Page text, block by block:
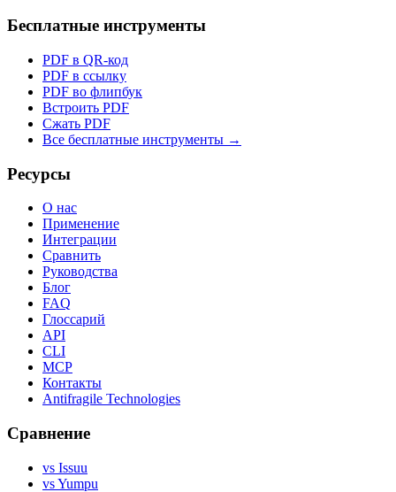
Бесплатные инструменты
PDF в QR-код
PDF в ссылку
PDF во флипбук
Встроить PDF
Сжать PDF
Все бесплатные инструменты →
Ресурсы
О нас
Применение
Интеграции
Сравнить
Руководства
Блог
FAQ
Глоссарий
API
CLI
MCP
Контакты
Antifragile Technologies
Сравнение
vs Issuu
vs Yumpu